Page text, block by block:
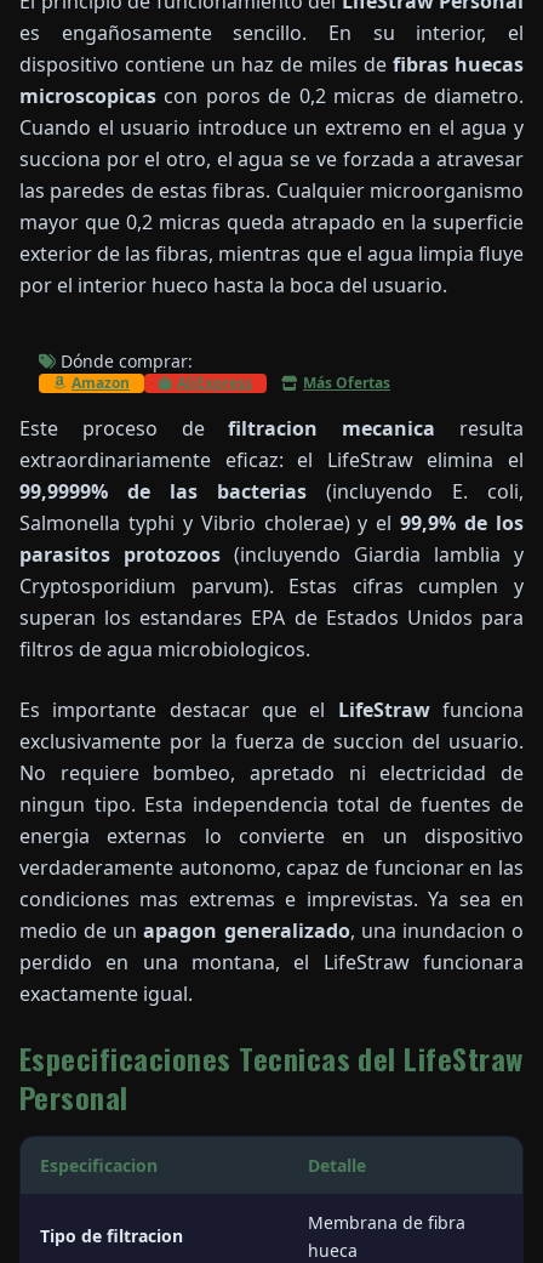
es engañosamente sencillo. En su interior, el
dispositivo contiene un haz de miles de fibras huecas
microscopicas con poros de 0,2 micras de diametro.
Cuando el usuario introduce un extremo en el agua y
succiona por el otro, el agua se ve forzada a atravesar
las paredes de estas fibras. Cualquier microorganismo
mayor que 0,2 micras queda atrapado en la superficie
exterior de las fibras, mientras que el agua limpia fluye
por el interior hueco hasta la boca del usuario.
Dónde comprar:
Amazon AliExpress Más Ofertas
Este proceso defiltracion mecanica resulta
extraordinariamente eficaz: el LifeStraw elimina el
99,9999% de las bacterias (incluyendo E. coli,
Salmonella typhi y Vibrio cholerae) y el99,9% de los
parasitos protozoos (incluyendo Giardia lamblia y
Cryptosporidium parvum). Estas cifras cumplen y
superan los estandares EPA de Estados Unidos para
filtros de agua microbiologicos.
Es importante destacar que el LifeStrawfunciona
exclusivamente por la fuerza de succion del usuario.
No requiere bombeo, apretado ni electricidad de
ningun tipo. Esta independencia total de fuentes de
energia externas lo convierte en un dispositivo
verdaderamente autonomo, capaz de funcionar en las
condiciones mas extremas e imprevistas. Ya sea en
medio de unapagon generalizado, una inundacion o
perdido en una montana, el LifeStraw funcionara
exactamente igual.
Especificaciones Tecnicas del LifeStraw
Personal
Especificacion Detalle
Tipo de filtracion
Membrana de fibra
hueca